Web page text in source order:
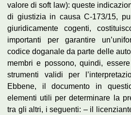
valore di soft law): queste
di giustizia in causa C-173/15,
giuridicamente cogenti,
importanti per garantire
codice doganale da parte delle
membri e possono, quindi,
strumenti validi per
Ebbene, il documento in
elementi utili per determinare la
tra gli altri, i seguenti: – il